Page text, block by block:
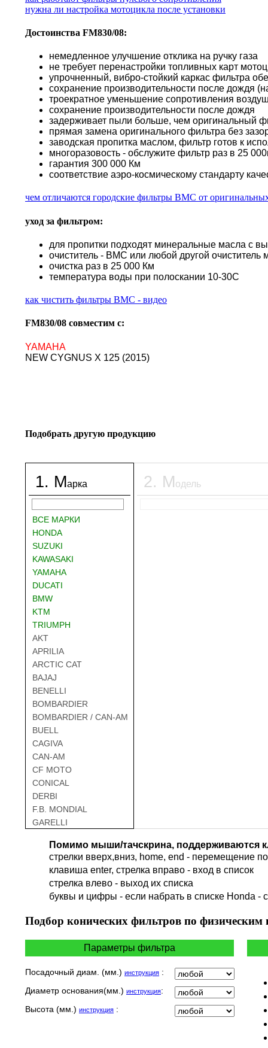
нужна ли настройка мотоцикла после установки
Достоинства FM830/08:
немедленное улучшение отклика на ручку газа
не требует перенастройки топливных карт
упрочненный, вибро-стойкий каркас фильтра
сохранение производительности после дождя
троекратное уменьшение сопротивления
сохранение производительности после дождя
задерживает пыли больше, чем оригинальный
прямая замена оригинального фильтра без
заводская пропитка маслом, фильтр готов к
многоразовость - обслужите фильтр раз в 25
гарантия 300 000 Км
соответствие аэро-космическому стандарту
чем отличаются городские фильтры BMC от
уход за фильтром:
для пропитки подходят минеральные масла с
очиститель - BMC или любой другой
очистка раз в 25 000 Км
температура воды при полоскании 10-30С
как чистить фильтры BMC - видео
FM830/08 совместим с:
YAMAHA
NEW CYGNUS X 125 (2015)
Подобрать другую продукцию
1. Марка
ВСЕ МАРКИ
HONDA
SUZUKI
KAWASAKI
YAMAHA
DUCATI
BMW
KTM
TRIUMPH
AKT
APRILIA
ARCTIC CAT
BAJAJ
BENELLI
BOMBARDIER
BOMBARDIER / CAN-AM
BUELL
CAGIVA
CAN-AM
CF MOTO
CONICAL
DERBI
F.B. MONDIAL
GARELLI
GILERA
HARLEY DAVIDSON
HERO
HUSQVARNA
INDIAN
KEEWAY
MBK
MOTO GUZZI
2. Модель
Помимо мыши/тачскрина, поддерживаются
стрелки вверх,вниз, home, end - перемещение
клавиша enter, стрелка вправо - вход в список
cтрелка влево - выход их списка
буквы и цифры - если набрать в списке Honda -
Подбор конических фильтров по физическим
Параметры фильтра
Посадочный диам. (мм.) инструкция :
Диаметр основания(мм.) инструкция:
Высота (мм.) инструкция :